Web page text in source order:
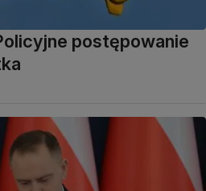
postępowanie